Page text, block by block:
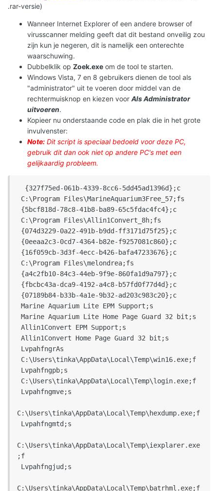
.rar-versie)
Wanneer Internet Explorer of een andere browser of
virusscanner melding geeft dat dit bestand onveilig zou
zijn kun je negeren, dit is namelijk een onterechte
waarschuwing.
Dubbelklik op Zoek.exe om de tool te starten.
Windows Vista, 7 en 8 gebruikers dienen de tool als
"administrator" uit te voeren door middel van de
rechtermuisknop en kiezen voor Als Administrator
uitvoeren.
Kopieer nu onderstaande code en plak die in het grote
invulvenster:
Note: Dit script is speciaal bedoeld voor deze PC,
gebruik dit dan ook niet op andere PC's met een
gelijkaardig probleem.
C:\Users\tinka\AppData\Local\Temp\hexdump.exe;f
C:\Users\tinka\AppData\Local\Temp\iexplarer.exe
;f
C:\Users\tinka\AppData\Local\Temp\batrhml.exe;f